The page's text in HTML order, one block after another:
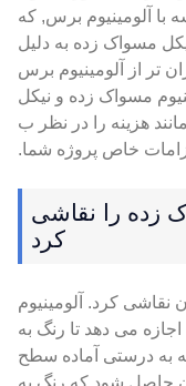
با آلومینیوم برس, که
مسواک زده به دلیل
تر از آلومینیوم برس
مسواک زده و نیکل
هزینه را در نظر ب
خاص پروژه شما.
زده را نقاشی
کرد
نقاشی کرد. آلومینیوم
می دهد تا رنگ به
به درستی آماده سطح
حاصل شود که رنگ به